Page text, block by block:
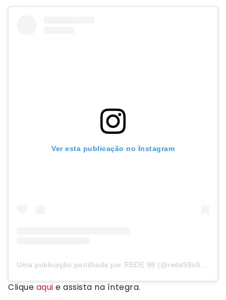
Ver esta publicação no Instagram
Clique aqui e assista na íntegra.